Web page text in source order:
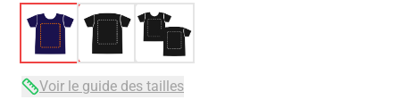
Voir le guide des tailles